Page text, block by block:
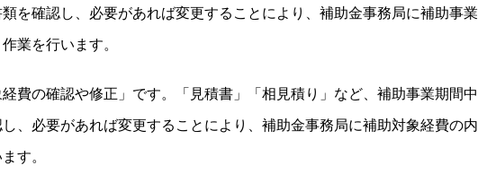
を確認し、必要があれば変更することにより、補助金事務局に補助事業
業を行います。
費の確認や修正」です。「見積書」「相見積り」など、補助事業期間中
、必要があれば変更することにより、補助金事務局に補助対象経費の内
す。